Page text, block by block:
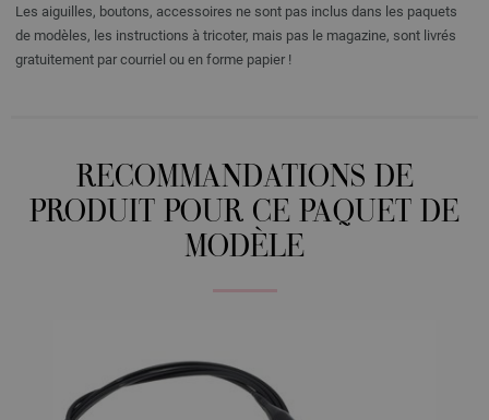
Les aiguilles, boutons, accessoires ne sont pas inclus dans les paquets
de modèles, les instructions à tricoter, mais pas le magazine, sont livrés
gratuitement par courriel ou en forme papier !
RECOMMANDATIONS DE
PRODUIT POUR CE PAQUET DE
MODÈLE